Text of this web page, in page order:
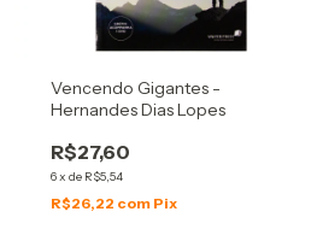
Vencendo Gigantes -
Hernandes Dias Lopes
R$27,60
6x de R$5,54
R$26,22 com Pix